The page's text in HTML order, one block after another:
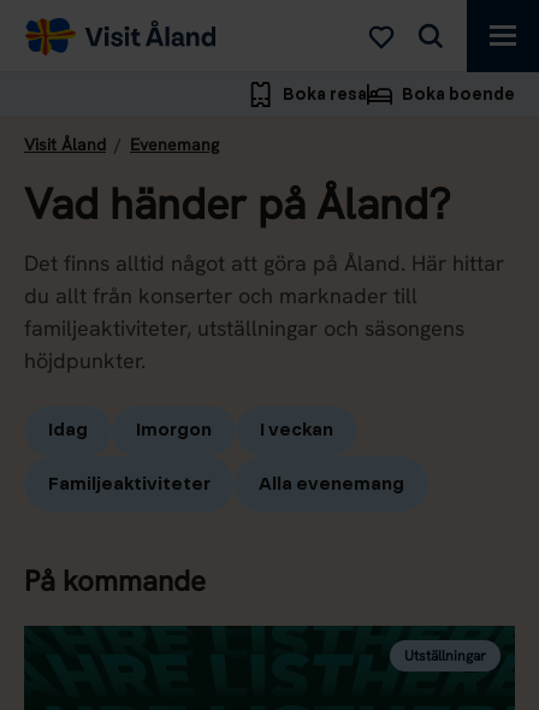
Visit
Åland
Boka resa
Boka boende
Visit Åland / Evenemang
Vad händer på Åland?
Det finns alltid något att göra på Åland. Här hittar
du allt från konserter och marknader till
familjeaktiviteter, utställningar och säsongens
höjdpunkter.
Idag Imorgon I veckan
Familjeaktiviteter Alla evenemang
På kommande
Utställningar